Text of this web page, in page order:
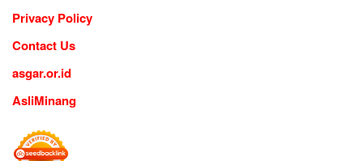
Privacy Policy
Contact Us
asgar.or.id
AsliMinang